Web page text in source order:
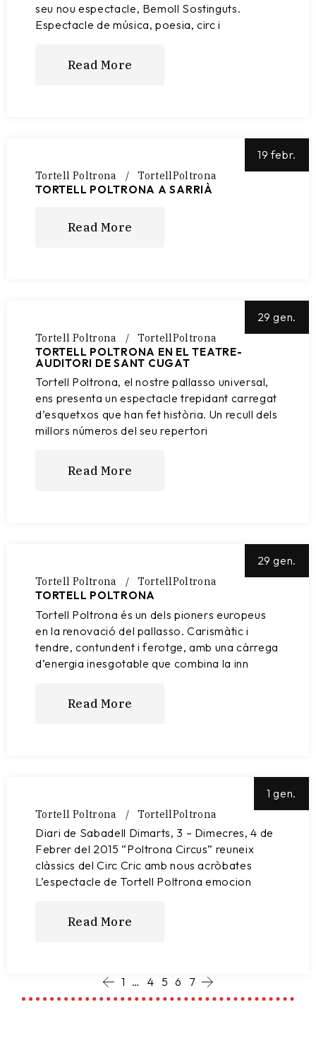
seu nou espectacle, Bemoll Sostinguts.
Espectacle de música, poesia, circ i
Read More
19 febr.
Tortell Poltrona
TortellPoltrona
TORTELL POLTRONA A SARRIÀ
Read More
29 gen.
Tortell Poltrona
TortellPoltrona
TORTELL POLTRONA EN EL TEATRE-
AUDITORI DE SANT CUGAT
Tortell Poltrona, el nostre pallasso universal,
ens presenta un espectacle trepidant carregat
d’esquetxos que han fet història. Un recull dels
millors números del seu repertori
Read More
29 gen.
Tortell Poltrona
TortellPoltrona
TORTELL POLTRONA
Tortell Poltrona és un dels pioners europeus
en la renovació del pallasso. Carismàtic i
tendre, contundent i ferotge, amb una càrrega
d’energia inesgotable que combina la inn
Read More
1 gen.
Tortell Poltrona TortellPoltrona
Diari de Sabadell Dimarts, 3 – Dimecres, 4 de
Febrer del 2015 “Poltrona Circus” reuneix
clàssics del Circ Cric amb nous acròbates
L’espectacle de Tortell Poltrona emocion
Read More
1 … 4 5 6 7